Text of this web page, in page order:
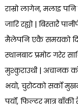
राम्रो लागेन, मलाइ
जारि रह्यो | बिस्तारै
मैलेपनि एकै समयको
स्थानबाट प्रमोट गरेर
मुश्कुराउथी | अचानक
भयो, चुरोटको सर्को
पर्यो, फिल्टर मात्र